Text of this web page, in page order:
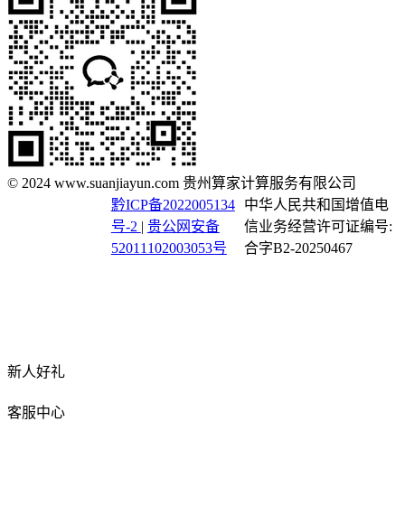
© 2024 www.suanjiayun.com 贵州算家计算服务有限公司
黔ICP备2022005134
号-2 | 贵公网安备
52011102003053号
中华人民共和国增值电
信业务经营许可证编号:
合字B2-20250467
新人好礼
客服中心